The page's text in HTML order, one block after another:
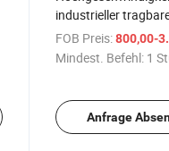
industrieller
Luftkühler
FOB Preis: 800,00-
Mindest. Befehl: 1
Anfrage